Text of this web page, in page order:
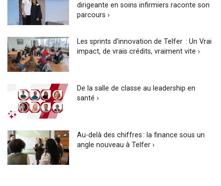
dirigeante en soins infirmiers raconte son
parcours ›
Les sprints d’innovation de Telfer : Un Vrai
impact, de vrais crédits, vraiment vite ›
De la salle de classe au leadership en
santé ›
Au-delà des chiffres : la finance sous un
angle nouveau à Telfer ›